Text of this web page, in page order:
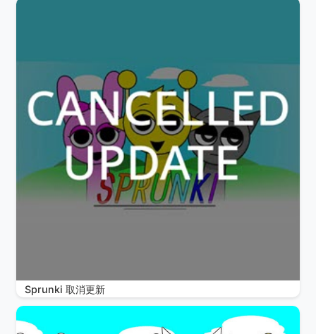
Sprunki 取消更新